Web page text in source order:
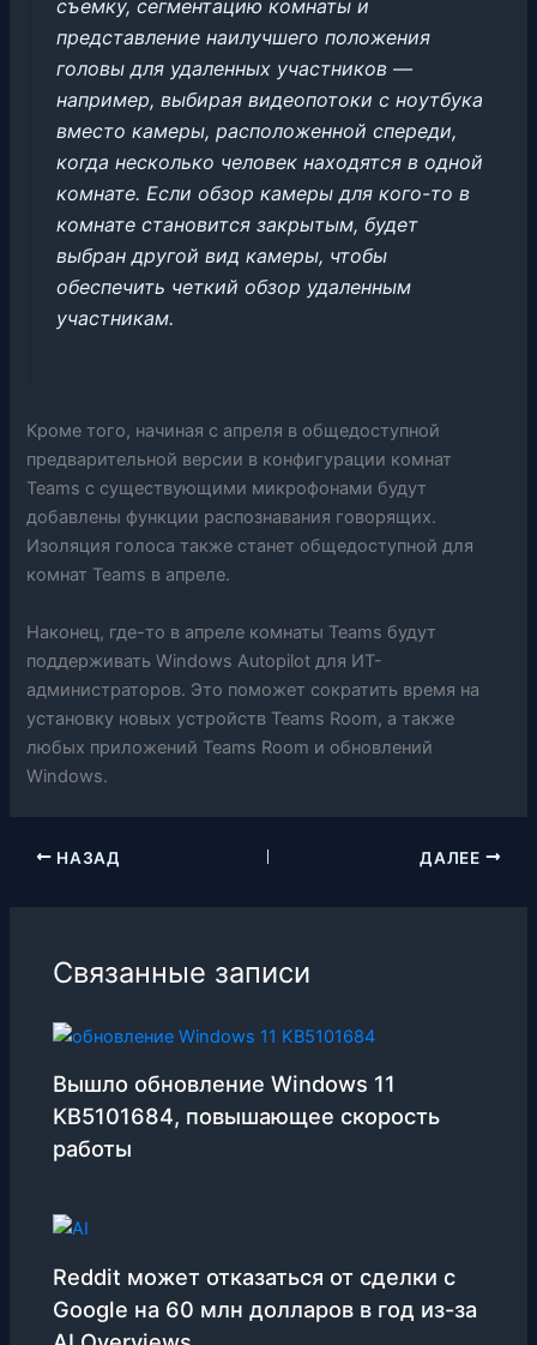
съемку, сегментацию комнаты и
представление наилучшего положения
головы для удаленных участников —
например, выбирая видеопотоки с ноутбука
вместо камеры, расположенной спереди,
когда несколько человек находятся в одной
комнате. Если обзор камеры для кого-то в
комнате становится закрытым, будет
выбран другой вид камеры, чтобы
обеспечить четкий обзор удаленным
участникам.
Кроме того, начиная с апреля в общедоступной
предварительной версии в конфигурации комнат
Teams с существующими микрофонами будут
добавлены функции распознавания говорящих.
Изоляция голоса также станет общедоступной для
комнат Teams в апреле.
Наконец, где-то в апреле комнаты Teams будут
поддерживать Windows Autopilot для ИТ-
администраторов. Это поможет сократить время на
установку новых устройств Teams Room, а также
любых приложений Teams Room и обновлений
Windows.
НАЗАД ДАЛЕЕ
Связанные записи
Вышло обновление Windows 11
KB5101684, повышающее скорость
работы
Reddit может отказаться от сделки с
Google на 60 млн долларов в год из-за